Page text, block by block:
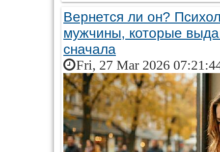
Вернется ли он?
мужчины, которые
сначала
Fri, 27 Mar 2026